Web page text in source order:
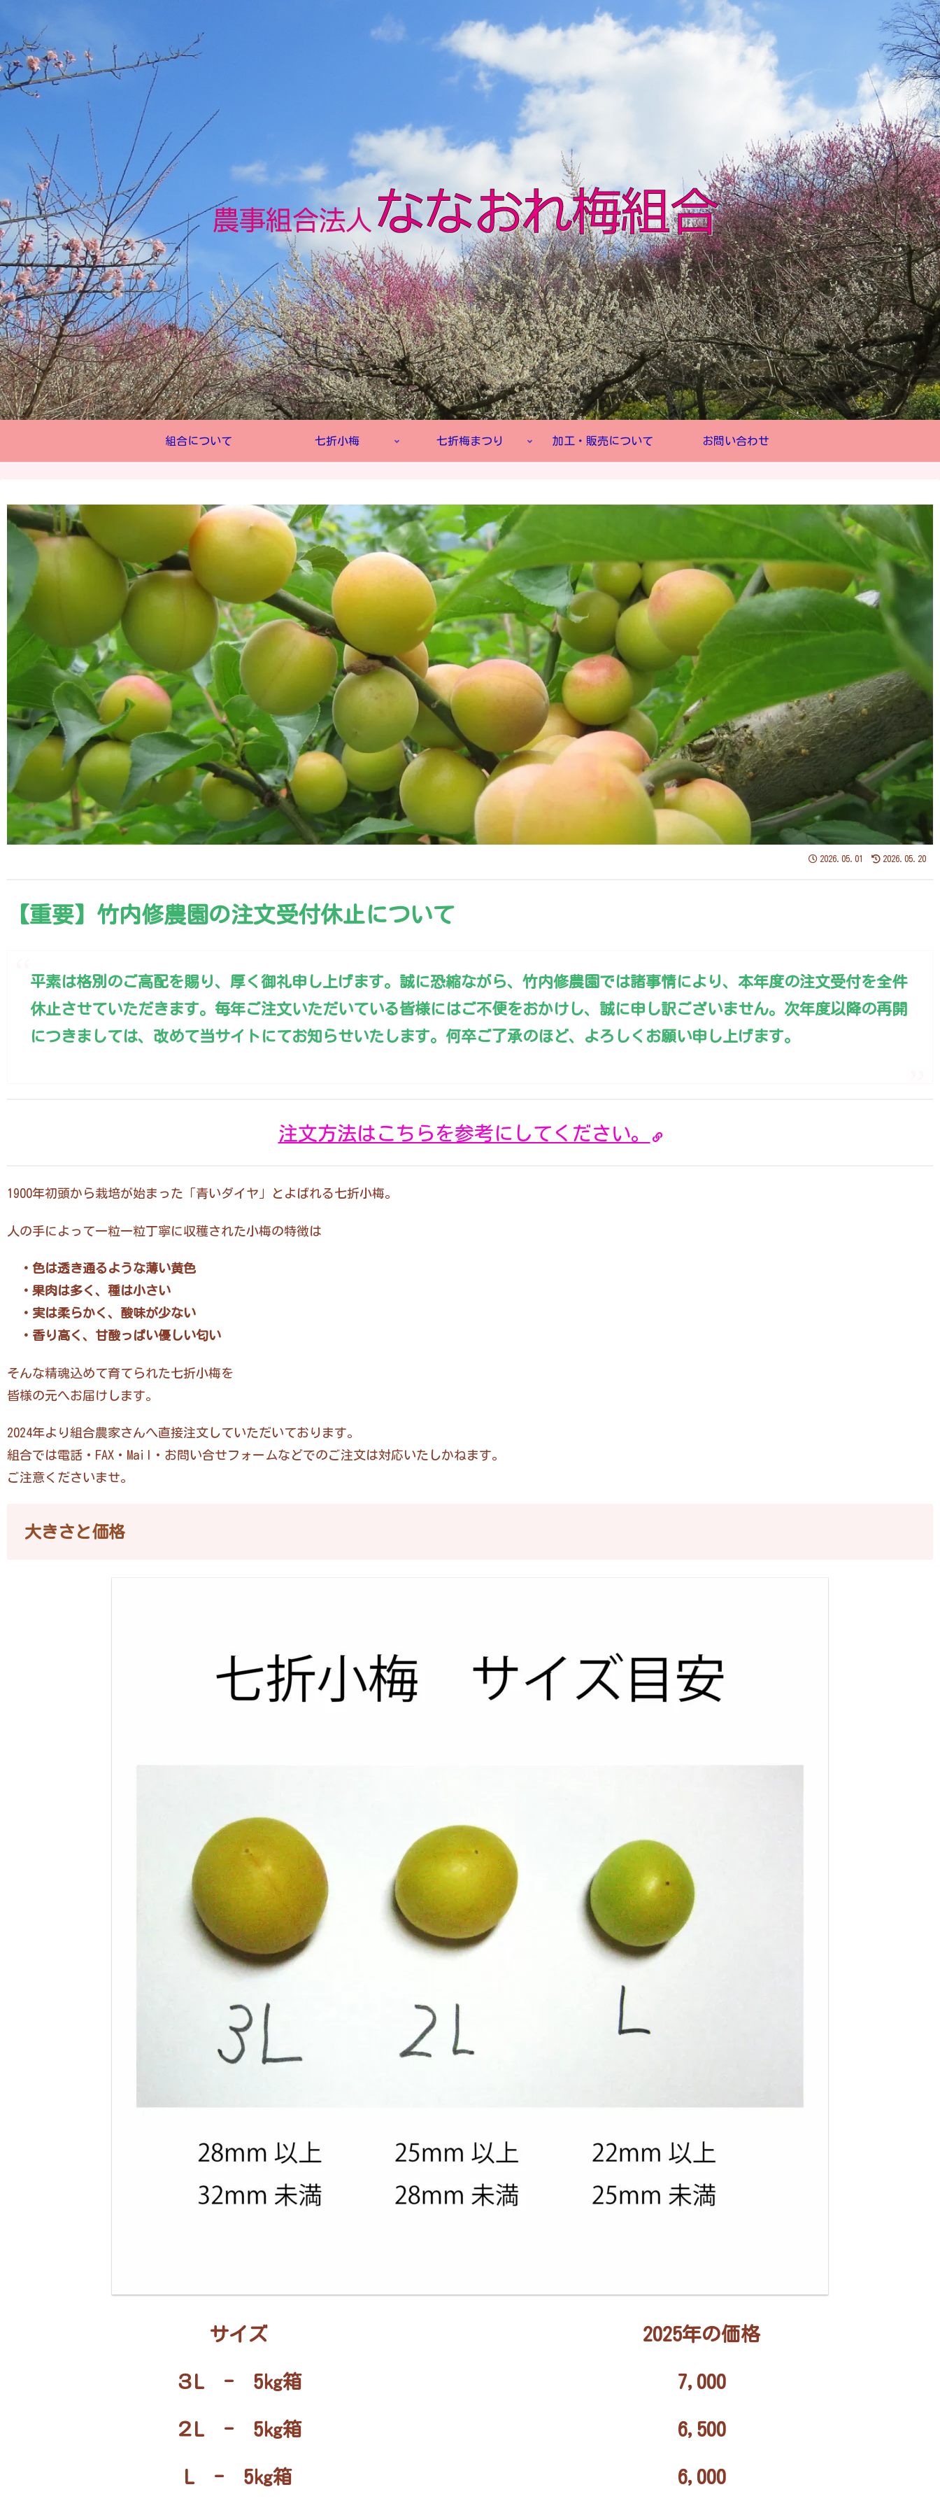
組合について 七折小梅 七折梅まつり 加工・販売について お問い合わせ
2026.05.01 2026.05.20
【重要】竹内修農園の注文受付休止について
平素は格別のご高配を賜り、厚く御礼申し上げます。誠に恐縮ながら、竹内修農園では諸事情により、 本年度の注文受付を全件
休止させていただきます。毎年ご注文いただいている皆様にはご不便をおかけし、誠に申し訳ございません。次年度以降の再開
につきましては、改めて当サイトにてお知らせいたします。何卒ご了承のほど、よろしくお願い申し上げます。
注文方法はこちらを参考にしてください。
1900年初頭から栽培が始まった「青いダイヤ」とよばれる七折小梅。
人の手によって一粒一粒丁寧に収穫された小梅の特徴は
・色は透き通るような薄い黄色
・果肉は多く、種は小さい
・実は柔らかく、酸味が少ない
・香り高く、甘酸っぱい優しい匂い
そんな精魂込めて育てられた七折小梅を
皆様の元へお届けします。
2024年より組合農家さんへ直接注文していただいております。
組合では電話・FAX・Mail・お問い合せフォームなどでのご注文は対応いたしかねます。
ご注意くださいませ。
大きさと価格
サイズ 2025年の価格
３L - 5㎏箱 7,000
２L - 5㎏箱 6,500
L - 5㎏箱 6,000